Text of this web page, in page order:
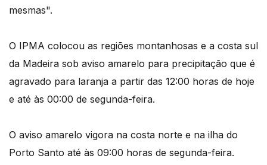
mesmas".
O IPMA colocou as regiões montanhosas e a costa sul
da Madeira sob aviso amarelo para precipitação que é
agravado para laranja a partir das 12:00 horas de hoje
e até às 00:00 de segunda-feira.
O aviso amarelo vigora na costa norte e na ilha do
Porto Santo até às 09:00 horas de segunda-feira.